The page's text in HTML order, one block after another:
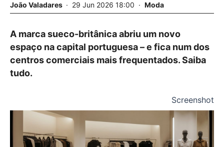
João Valadares 29 Jun 2026 18:00 Moda
A marca sueco-britânica abriu um novo
espaço na capital portuguesa – e fica num dos
centros comerciais mais frequentados. Saiba
tudo.
Screenshot